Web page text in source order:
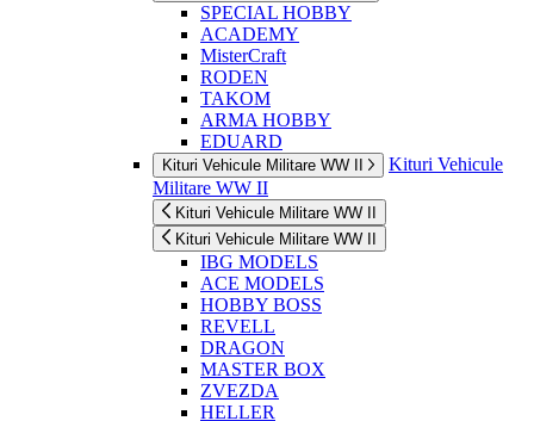
SPECIAL HOBBY
ACADEMY
MisterCraft
RODEN
TAKOM
ARMA HOBBY
EDUARD
Kituri Vehicule Militare WW II
Kituri Vehicule
Militare WW II
Kituri Vehicule Militare WW II
Kituri Vehicule Militare WW II
IBG MODELS
ACE MODELS
HOBBY BOSS
REVELL
DRAGON
MASTER BOX
ZVEZDA
HELLER